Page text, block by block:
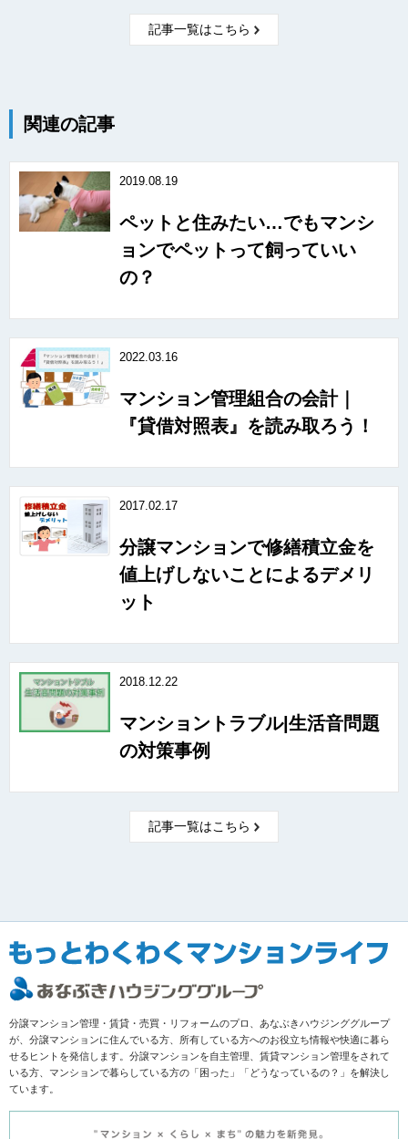
記事一覧はこちら
関連の記事
2019.08.19
ペットと住みたい…でもマンシ
ョンでペットって飼っていい
の？
2022.03.16
マンション管理組合の会計｜
『貸借対照表』を読み取ろう！
2017.02.17
分譲マンションで修繕積立金を
値上げしないことによるデメリ
ット
2018.12.22
マンショントラブル|生活音問題
の対策事例
記事一覧はこちら
分譲マンション管理・賃貸・売買・リフォームのプロ、あなぶきハウジンググループ
が、分譲マンションに住んでいる方、所有している方へのお役立ち情報や快適に暮ら
せるヒントを発信します。分譲マンションを自主管理、賃貸マンション管理をされて
いる方、マンションで暮らしている方の「困った」「どうなっているの？」を解決し
ています。